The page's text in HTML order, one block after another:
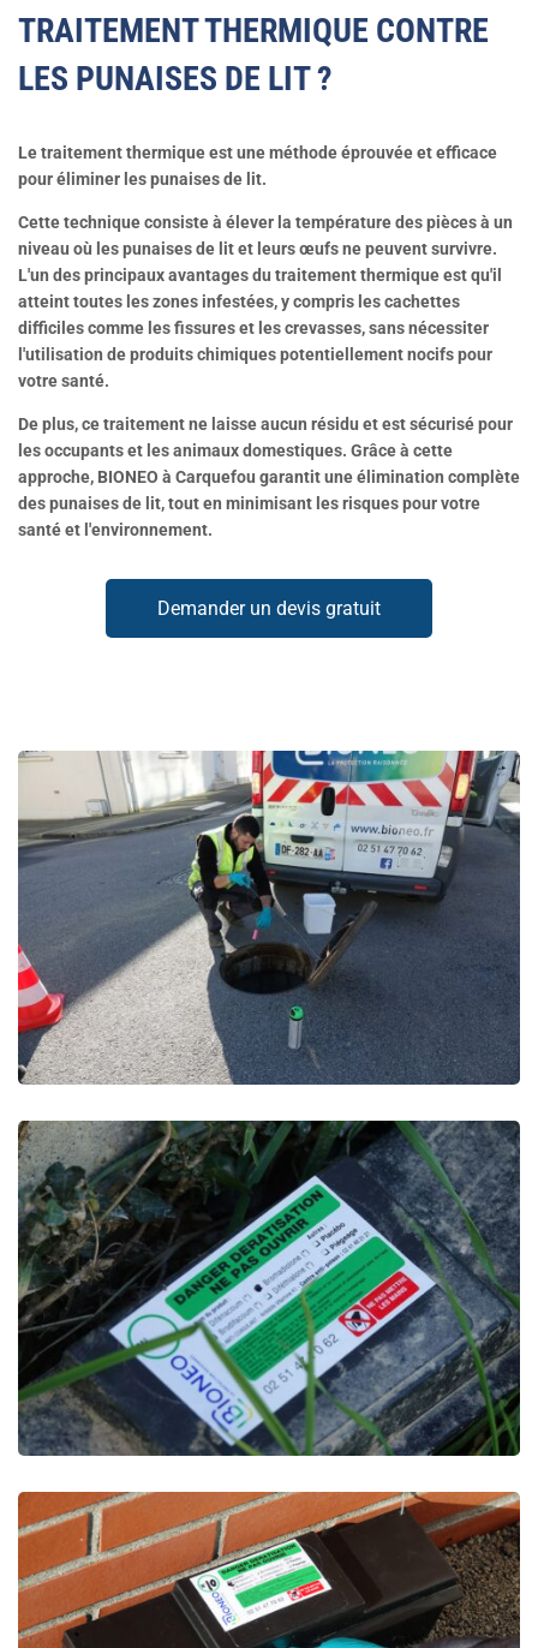
TRAITEMENT THERMIQUE CONTRE
LES PUNAISES DE LIT ?
Le traitement thermique est une méthode éprouvée et efficace
pour éliminer les punaises de lit.
Cette technique consiste à élever la température des pièces à un
niveau où les punaises de lit et leurs œufs ne peuvent survivre.
L'un des principaux avantages du traitement thermique est qu'il
atteint toutes les zones infestées, y compris les cachettes
difficiles comme les fissures et les crevasses, sans nécessiter
l'utilisation de produits chimiques potentiellement nocifs pour
votre santé.
De plus, ce traitement ne laisse aucun résidu et est sécurisé pour
les occupants et les animaux domestiques. Grâce à cette
approche, BIONEO à Carquefou garantit une élimination complète
des punaises de lit, tout en minimisant les risques pour votre
santé et l'environnement.
Demander un devis gratuit